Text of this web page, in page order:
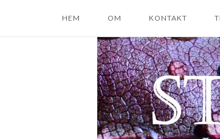
HEM OM KONTAKT
Home